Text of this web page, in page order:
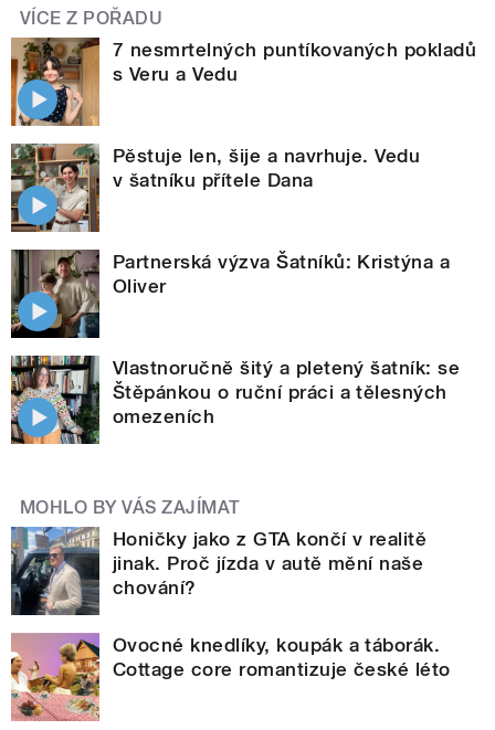
VÍCE Z POŘADU
7 nesmrtelných puntíkovaných pokladů
s Veru a Vedu
Pěstuje len, šije a navrhuje. Vedu
v šatníku přítele Dana
Partnerská výzva Šatníků: Kristýna a
Oliver
Vlastnoručně šitý a pletený šatník: se
Štěpánkou o ruční práci a tělesných
omezeních
MOHLO BY VÁS ZAJÍMAT
Honičky jako z GTA končí v realitě
jinak. Proč jízda v autě mění naše
chování?
Ovocné knedlíky, koupák a táborák.
Cottage core romantizuje české léto